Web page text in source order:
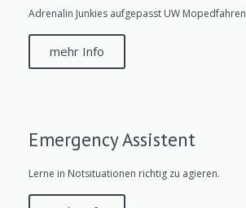
Adrenalin Junkies aufgepasst UW Mopedfahren
mehr Info
Emergency Assistent
Lerne in Notsituationen richtig zu agieren.